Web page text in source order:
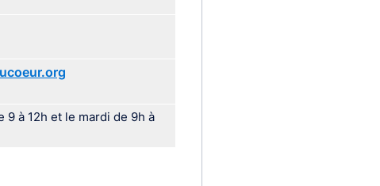
à 12h et le mardi de 9h à